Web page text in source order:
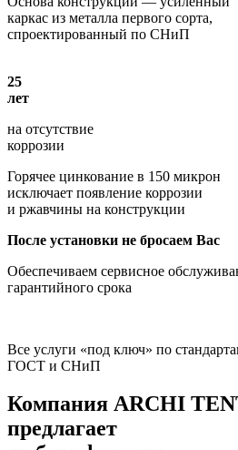
каркас из металла первого сорта,
спроектированный по СНиП
25
лет
на отсутствие
коррозии
Горячее цинкование в 150 микрон
исключает появление коррозии
и ржавчины на конструкции
После установки не бросаем Вас
Обеспечиваем сервисное
гарантийного срока
Все услуги «под ключ» по
ГОСТ и СНиП
Компания ARCHI
предлагает